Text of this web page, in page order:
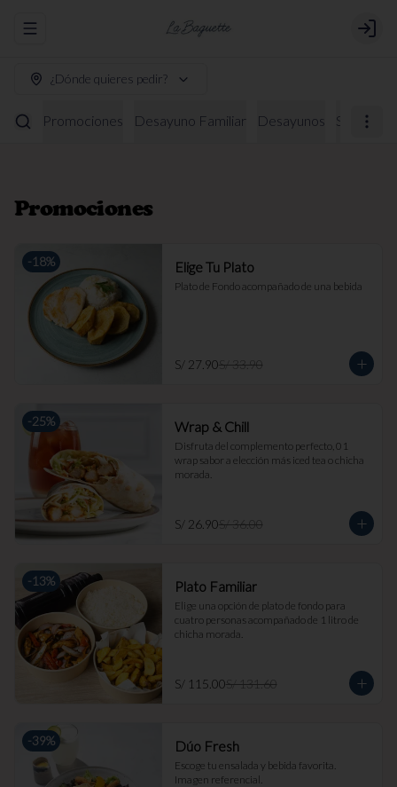
Abrir menu de navegación Login
¿Dónde quieres pedir?
Promociones Desayuno Familiar Desayunos
Promociones
-18% Elige Tu Plato
Plato de Fondo acompañado de una bebida
S/ 27.90S/ 33.90
-25% Wrap & Chill
Disfruta del complemento perfecto, 01
wrap sabor a elección más iced tea o chicha
morada.
S/ 26.90S/ 36.00
-13% Plato Familiar
Elige una opción de plato de fondo para
cuatro personas acompañado de 1 litro de
chicha morada.
S/ 115.00S/ 131.60
-39% Dúo Fresh
Escoge tu ensalada y bebida favorita.
Imagen referencial.